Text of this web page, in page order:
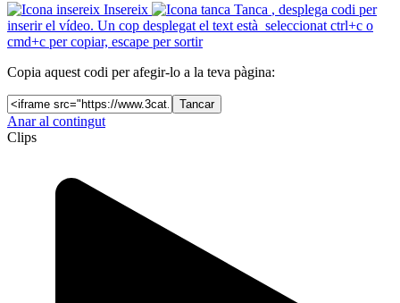
Insereix
Tanca , desplega codi per
inserir el vídeo. Un cop desplegat el text està seleccionat ctrl+c o
cmd+c per copiar, escape per sortir
Copia aquest codi per afegir-lo a la teva pàgina:
Tancar
Anar al contingut
Clips